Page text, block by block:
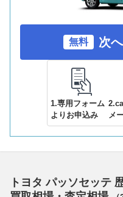
無料 次
1.専用フォーム
よりお申込み
メ
トヨタ パッソセッテ